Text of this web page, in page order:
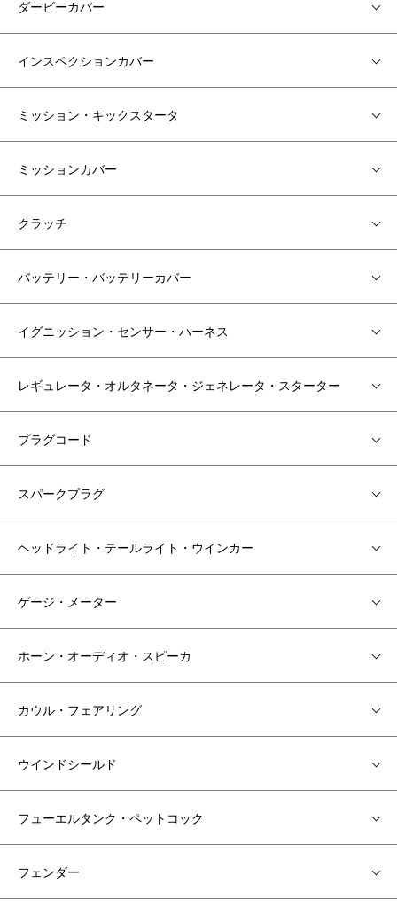
ダービーカバー
インスペクションカバー
ミッション・キックスタータ
ミッションカバー
クラッチ
バッテリー・バッテリーカバー
イグニッション・センサー・ハーネス
レギュレータ・オルタネータ・ジェネレータ・スターター
プラグコード
スパークプラグ
ヘッドライト・テールライト・ウインカー
ゲージ・メーター
ホーン・オーディオ・スピーカ
カウル・フェアリング
ウインドシールド
フューエルタンク・ペットコック
フェンダー